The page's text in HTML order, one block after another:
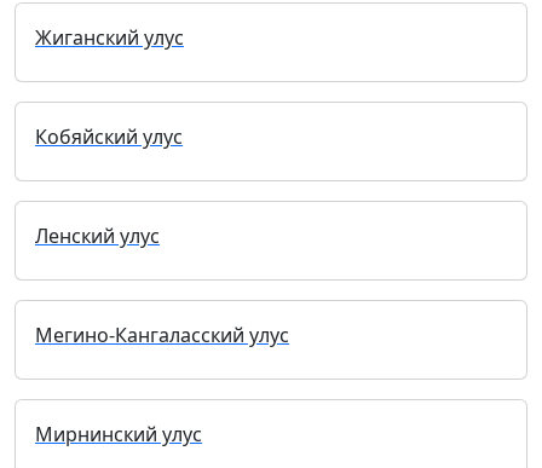
Жиганский улус
Кобяйский улус
Ленский улус
Мегино-Кангаласский улус
Мирнинский улус